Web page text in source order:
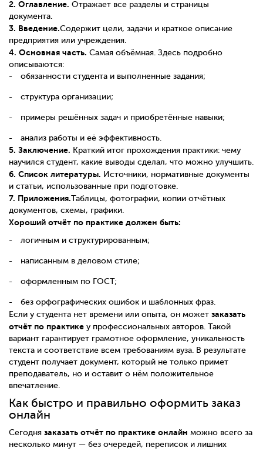
2. Оглавление. Отражает все разделы и страницы
документа.
3. Введение.Содержит цели, задачи и краткое описание
предприятия или учреждения.
4. Основная часть. Самая объёмная. Здесь подробно
описываются:
обязанности студента и выполненные задания;
структура организации;
примеры решённых задач и приобретённые навыки;
анализ работы и её эффективность.
5. Заключение. Краткий итог прохождения практики: чему
научился студент, какие выводы сделал, что можно улучшить.
6. Список литературы. Источники, нормативные документы
и статьи, использованные при подготовке.
7. Приложения.Таблицы, фотографии, копии отчётных
документов, схемы, графики.
Хороший отчёт по практике должен быть:
логичным и структурированным;
написанным в деловом стиле;
оформленным по ГОСТ;
без орфографических ошибок и шаблонных фраз.
Если у студента нет времени или опыта, он может заказать
отчёт по практике у профессиональных авторов. Такой
вариант гарантирует грамотное оформление, уникальность
текста и соответствие всем требованиям вуза. В результате
студент получает документ, который не только примет
преподаватель, но и оставит о нём положительное
впечатление.
Как быстро и правильно оформить заказ
онлайн
Сегодня заказать отчёт по практике онлайн можно всего за
несколько минут — без очередей, переписок и лишних